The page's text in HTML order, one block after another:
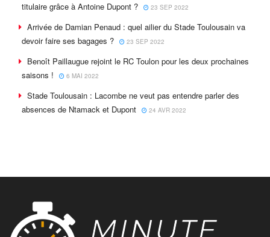
titulaire grâce à Antoine Dupont ?
23 SEP 2022
Arrivée de Damian Penaud : quel ailier du Stade Toulousain va
devoir faire ses bagages ?
23 SEP 2022
Benoît Paillaugue rejoint le RC Toulon pour les deux prochaines
saisons !
6 MAI 2022
Stade Toulousain : Lacombe ne veut pas entendre parler des
absences de Ntamack et Dupont
24 AVR 2022